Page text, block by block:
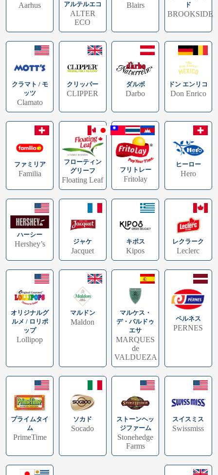
Aarhus アルテルエコ
ALTER
ECO
Blairs
ド
BROOKSIDE
クラマト / モ
ッツ
Clamato
クリッパー
CLIPPER
ダルボ
Darbo
ドン エンリコ
Don Enrico
ファミリア
Familia
フローティン
グリーフ
Floating Leaf
フリトレー
Fritolay
ヒーロー
Hero
ハーシー
Hershey’s ジャケ
Jacquet
キポス
Kipos
レクラーク
Leclerc
オリジナルグ
ルメ / ロリポ
ップ
Lollipop
マルドン
Maldon
マルケス・
デ・バルドゥ
エサ
MARQUES
de
VALDUEZA
ペルネス
PERNES
プライムタイ
ム
PrimeTime
ソカド
Socado
ストーンヘッ
ジファーム
Stonehedge
Farms
スイスミス
Swissmiss